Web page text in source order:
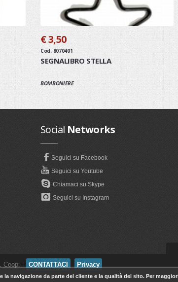
€ 3,50
Cod. 8070401
SEGNALIBRO STELLA
BOMBONIERE
Social Networks
Seguici su Facebook
Seguici su Youtube
Chiamaci su Skype
Seguici su Instagram
Coop. - CONTATTACI Privacy
la navigazione da parte del cliente e la qualità del sito. Per